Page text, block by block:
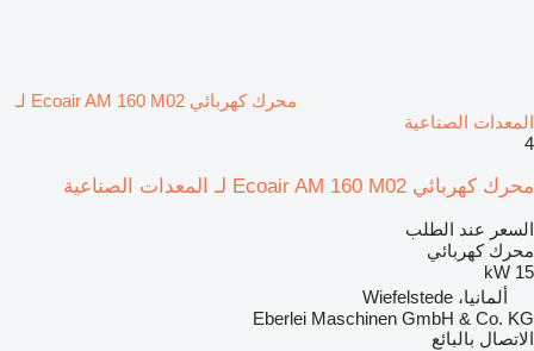
محرك كهربائي Ecoair AM 160 M02 لـ
المعدات الصناعية
4
محرك كهربائي Ecoair AM 160 M02 لـ المعدات الصناعية
السعر عند الطلب
محرك كهربائي
15 kW
ألمانيا، Wiefelstede
Eberlei Maschinen GmbH & Co. KG
الاتصال بالبائع